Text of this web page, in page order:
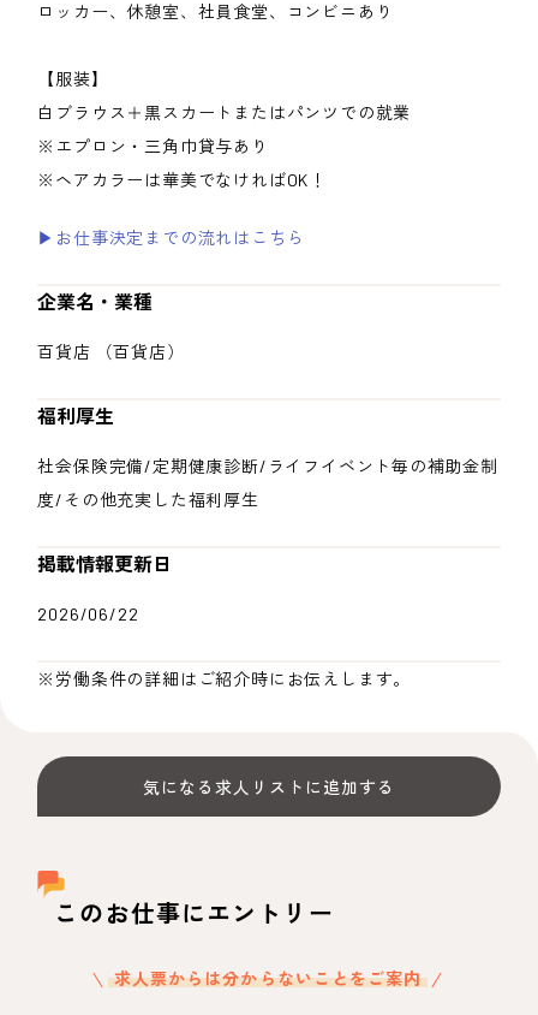
ロッカー、休憩室、社員食堂、コンビニあり
【服装】
白ブラウス＋黒スカートまたはパンツでの就業
※エプロン・三角巾貸与あり
※ヘアカラーは華美でなければOK！
▶お仕事決定までの流れはこちら
企業名・業種
百貨店 （百貨店）
福利厚生
社会保険完備/定期健康診断/ライフイベント毎の補助金制
度/その他充実した福利厚生
掲載情報更新日
2026/06/22
※労働条件の詳細はご紹介時にお伝えします。
気になる求人リストに追加する
このお仕事にエントリー
求人票からは分からないことをご案内